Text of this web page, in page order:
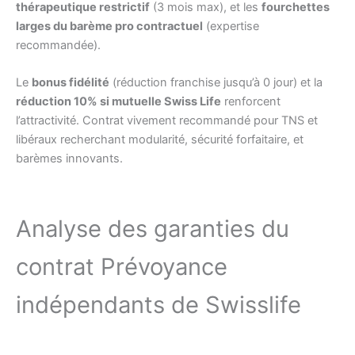
thérapeutique restrictif (3 mois max), et les fourchettes
larges du barème pro contractuel (expertise
recommandée).
Le bonus fidélité (réduction franchise jusqu’à 0 jour) et la
réduction 10% si mutuelle Swiss Life renforcent
l’attractivité. Contrat vivement recommandé pour TNS et
libéraux recherchant modularité, sécurité forfaitaire, et
barèmes innovants.
Analyse des garanties du
contrat Prévoyance
indépendants de Swisslife